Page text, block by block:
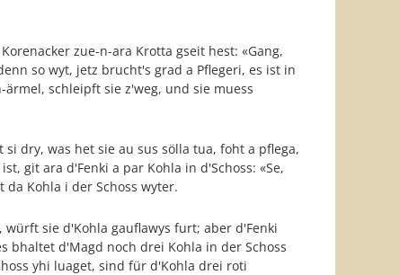
zue-n-ara Krotta gseit hest: «Gang,
so wyt, jetz brucht's grad a Pflegeri, es ist in
schleipft sie z'weg, und sie muess
dry, was het sie au sus sölla tua, foht a pflega,
git ara d'Fenki a par Kohla in d'Schoss: «Se,
Kohla i der Schoss wyter.
sie d'Kohla gauflawys furt; aber d'Fenki
bhaltet d'Magd noch drei Kohla in der Schoss
yhi luaget, sind für d'Kohla drei roti